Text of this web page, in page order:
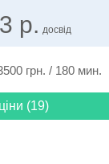
3 р. досвід
грн. / 180 мин.
(19)